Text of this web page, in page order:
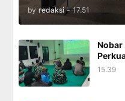
by redaksi - 17.51
Nobar
15.39